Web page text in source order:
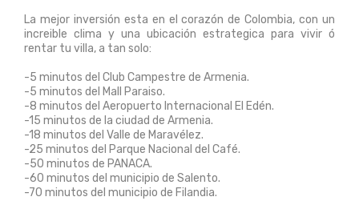
La mejor inversión esta en el corazón de Colombia, con un
increible clima y una ubicación estrategica para vivir ó
rentar tu villa, a tan solo:
-5 minutos del Club Campestre de Armenia.
-5 minutos del Mall Paraiso.
-8 minutos del Aeropuerto Internacional El Edén.
-15 minutos de la ciudad de Armenia.
-18 minutos del Valle de Maravélez.
-25 minutos del Parque Nacional del Café.
-50 minutos de PANACA.
-60 minutos del municipio de Salento.
-70 minutos del municipio de Filandia.